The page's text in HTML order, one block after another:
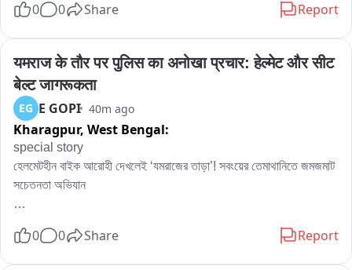
जा रहा था..तभी नाले की पुलिया को क्रोस करने के बाद.. पानी का फ्लो
वो नाले में पानी के बहाव के साथ बह गया..
0 0 Share Report
यमराज के तौर पर पुलिस का अनोखा प्रचार: हेल्मेट और सीट
बेल्ट जागरूकता
EG E GOPI 40m ago
Kharagpur, West Bengal:
special story
হেলমেটহীন বাইক আরোহী দেখলেই ‘যমরাজের তাড়া’! সবংয়ের তেমাথানিতে জমজমাট
সচেতনতা অভিযান
অথচ সিটবেল্ট বাঁধেননি? সাবধান! এবার আপনাকে থামাতে রাস্তায় হাজির স্বয়ং
0 0 Share Report